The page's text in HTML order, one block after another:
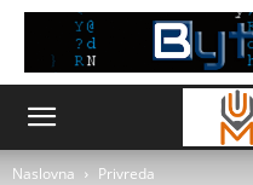
Naslovna Privreda